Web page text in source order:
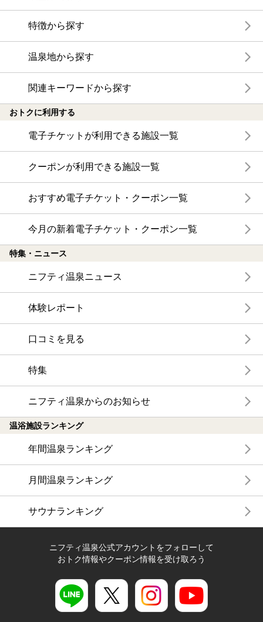
特徴から探す
温泉地から探す
関連キーワードから探す
おトクに利用する
電子チケットが利用できる施設一覧
クーポンが利用できる施設一覧
おすすめ電子チケット・クーポン一覧
今月の新着電子チケット・クーポン一覧
特集・ニュース
ニフティ温泉ニュース
体験レポート
口コミを見る
特集
ニフティ温泉からのお知らせ
温浴施設ランキング
年間温泉ランキング
月間温泉ランキング
サウナランキング
ニフティ温泉公式アカウントをフォローして
おトク情報やクーポン情報を受け取ろう